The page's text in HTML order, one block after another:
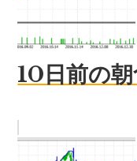
10日前の